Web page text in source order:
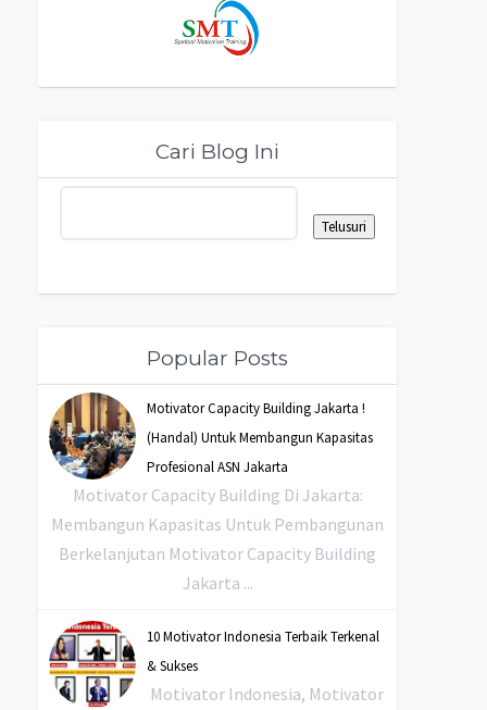
Cari Blog Ini
Popular Posts
Motivator Capacity Building Jakarta !
(Handal) Untuk Membangun Kapasitas
Profesional ASN Jakarta
Motivator Capacity Building Di Jakarta:
Membangun Kapasitas Untuk Pembangunan
Berkelanjutan Motivator Capacity Building
Jakarta ...
10 Motivator Indonesia Terbaik Terkenal
& Sukses
Motivator Indonesia, Motivator